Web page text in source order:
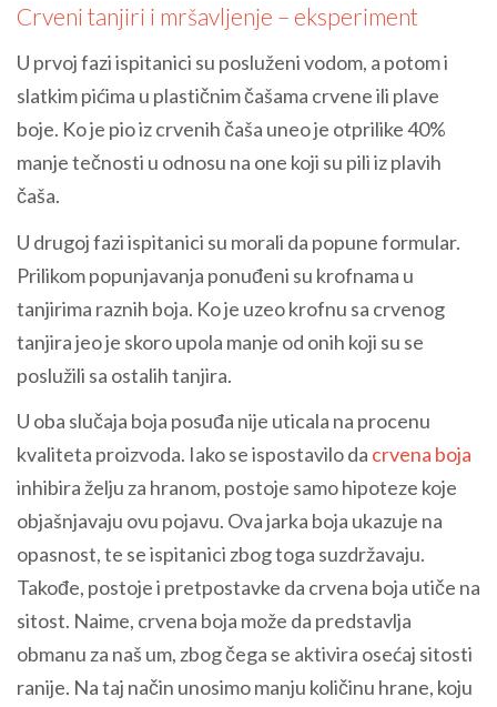
Crveni tanjiri i mršavljenje – eksperiment
U prvoj fazi ispitanici su posluženi vodom, a potom i
slatkim pićima u plastičnim čašama crvene ili plave
boje. Ko je pio iz crvenih čaša uneo je otprilike 40%
manje tečnosti u odnosu na one koji su pili iz plavih
čaša.
U drugoj fazi ispitanici su morali da popune formular.
Prilikom popunjavanja ponuđeni su krofnama u
tanjirima raznih boja. Ko je uzeo krofnu sa crvenog
tanjira jeo je skoro upola manje od onih koji su se
poslužili sa ostalih tanjira.
U oba slučaja boja posuđa nije uticala na procenu
kvaliteta proizvoda. Iako se ispostavilo da crvena boja
inhibira želju za hranom, postoje samo hipoteze koje
objašnjavaju ovu pojavu. Ova jarka boja ukazuje na
opasnost, te se ispitanici zbog toga suzdržavaju.
Takođe, postoje i pretpostavke da crvena boja utiče na
sitost. Naime, crvena boja može da predstavlja
obmanu za naš um, zbog čega se aktivira osećaj sitosti
ranije. Na taj način unosimo manju količinu hrane, koju